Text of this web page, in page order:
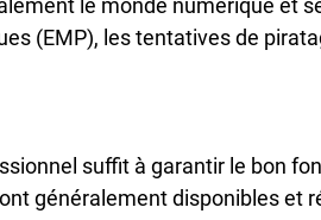
le monde numérique et
(EMP), les tentatives de
suffit à garantir le bon
généralement disponibles et